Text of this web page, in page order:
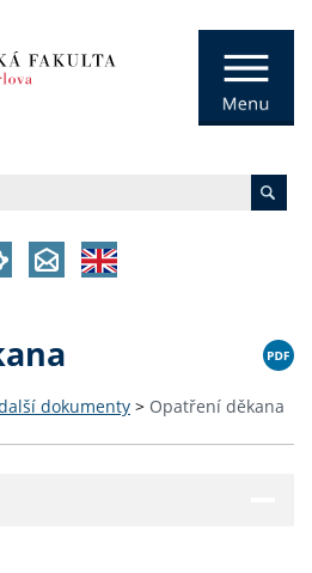
dokumenty > Opatření děkana